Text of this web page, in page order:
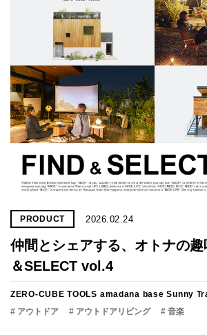
PRODUCT 2026.02.24
仲間とシェアする、オトナの
＆SELECT vol.4
ZERO-CUBE TOOLS amadana base Sunny
# アウトドア
# アウトドアリビング # 音楽